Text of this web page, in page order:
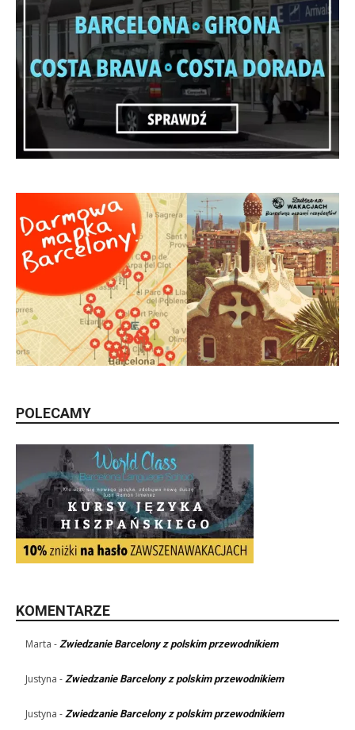
POLECAMY
KOMENTARZE
Marta - Zwiedzanie Barcelony z polskim przewodnikiem
Justyna - Zwiedzanie Barcelony z polskim przewodnikiem
Justyna - Zwiedzanie Barcelony z polskim przewodnikiem